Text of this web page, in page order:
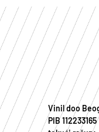
Vinil doo
PIB